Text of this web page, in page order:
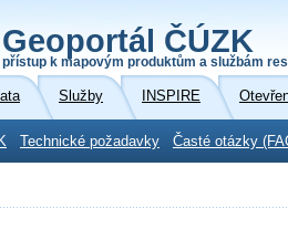
Geoportál ČÚZK
přístup k mapovým produktům a službám
Služby INSPIRE
Technické požadavky Časté otázky